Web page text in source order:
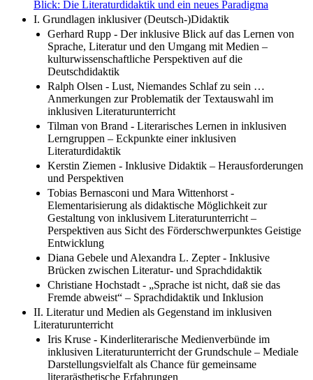
Blick: Die Literaturdidaktik und ein neues Paradigma
I. Grundlagen inklusiver (Deutsch-)Didaktik
Gerhard Rupp - Der inklusive Blick auf das Lernen von
Sprache, Literatur und den Umgang mit Medien –
kulturwissenschaftliche Perspektiven auf die
Deutschdidaktik
Ralph Olsen - Lust, Niemandes Schlaf zu sein …
Anmerkungen zur Problematik der Textauswahl im
inklusiven Literaturunterricht
Tilman von Brand - Literarisches Lernen in inklusiven
Lerngruppen – Eckpunkte einer inklusiven
Literaturdidaktik
Kerstin Ziemen - Inklusive Didaktik – Herausforderungen
und Perspektiven
Tobias Bernasconi und Mara Wittenhorst -
Elementarisierung als didaktische Möglichkeit zur
Gestaltung von inklusivem Literaturunterricht –
Perspektiven aus Sicht des Förderschwerpunktes Geistige
Entwicklung
Diana Gebele und Alexandra L. Zepter - Inklusive
Brücken zwischen Literatur- und Sprachdidaktik
Christiane Hochstadt - „Sprache ist nicht, daß sie das
Fremde abweist“ – Sprachdidaktik und Inklusion
II. Literatur und Medien als Gegenstand im inklusiven
Literaturunterricht
Iris Kruse - Kinderliterarische Medienverbünde im
inklusiven Literaturunterricht der Grundschule – Mediale
Darstellungsvielfalt als Chance für gemeinsame
literarästhetische Erfahrungen